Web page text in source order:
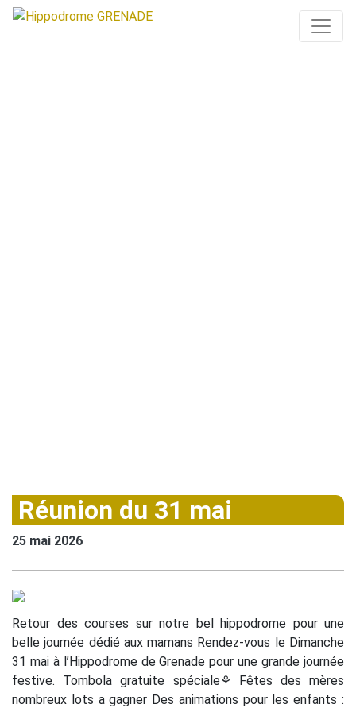
Réunion du 31 mai
25 mai 2026
Retour des courses sur notre bel hippodrome pour une
belle journée dédié aux mamans Rendez-vous le Dimanche
31 mai à l’Hippodrome de Grenade pour une grande journée
festive. Tombola gratuite spéciale⚘️ Fêtes des mères
nombreux lots a gagner Des animations pour les enfants :